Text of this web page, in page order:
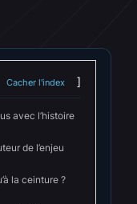
Cacher l'index
avec l’histoire
de l’enjeu
la ceinture ?